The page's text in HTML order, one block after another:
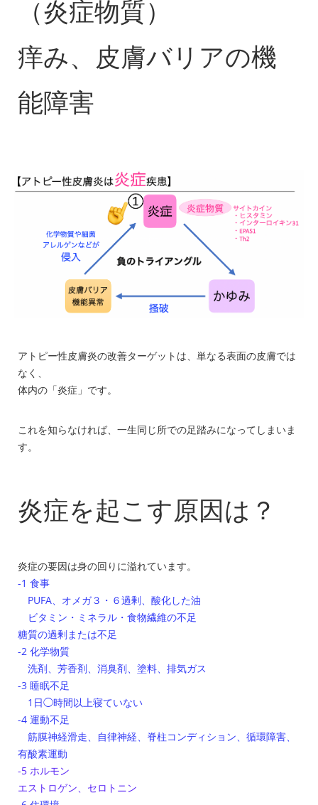
（炎症物質）
痒み、皮膚バリアの機
能障害
アトピー性皮膚炎の改善ターゲットは、単なる表面の皮膚では
なく、
体内の「炎症」です。
これを知らなければ、一生同じ所での足踏みになってしまいま
す。
炎症を起こす原因は？
炎症の要因は身の回りに溢れています。
-1 食事
PUFA、オメガ３・６過剰、酸化した油
ビタミン・ミネラル・食物繊維の不足
糖質の過剰または不足
-2 化学物質
洗剤、芳香剤、消臭剤、塗料、排気ガス
-3 睡眠不足
1日◯時間以上寝ていない
-4 運動不足
筋膜神経滑走、自律神経、脊柱コンディション、循環障害、
有酸素運動
-5 ホルモン
エストロゲン、セロトニン